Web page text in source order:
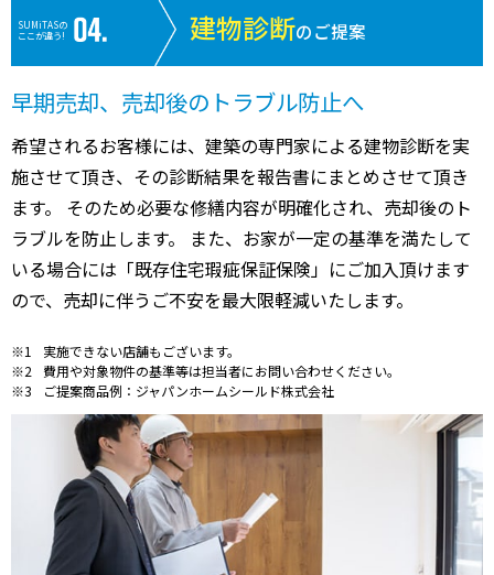
SUMiTASの
ここが違う!
建物診断のご提案
早期売却、売却後のトラブル防止へ
希望されるお客様には、建築の専門家による建物診断を実
施させて頂き、その診断結果を報告書にまとめさせて頂き
ます。 そのため必要な修繕内容が明確化され、売却後のト
ラブルを防止します。 また、お家が一定の基準を満たして
いる場合には「既存住宅瑕疵保証保険」にご加入頂けます
ので、売却に伴うご不安を最大限軽減いたします。
実施できない店舗もございます。
費用や対象物件の基準等は担当者にお問い合わせください。
ご提案商品例：ジャパンホームシールド株式会社